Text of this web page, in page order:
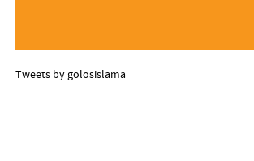
Tweets by golosislama